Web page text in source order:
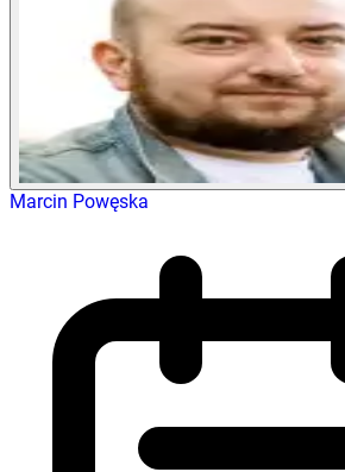
Marcin Powęska